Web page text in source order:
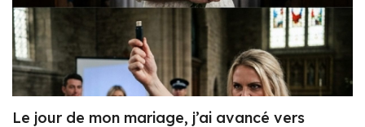
Le jour de mon mariage, j’ai avancé vers